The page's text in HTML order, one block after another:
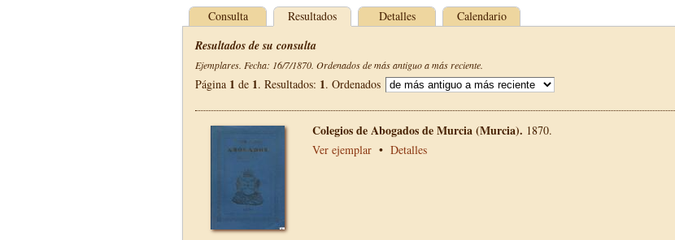
Consulta Resultados Detalles Calendario
Resultados de su consulta
Ejemplares. Fecha: 16/7/1870. Ordenados de más antiguo a más reciente.
Página 1 de 1. Resultados: 1. Ordenados
Colegios de Abogados de Murcia (Murcia). 1870.
Ver ejemplar • Detalles